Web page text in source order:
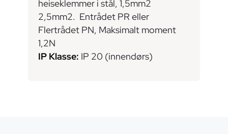
heiseklemmer i stål, 1,5mm2
2,5mm2. Entrådet PR eller
Flertrådet PN, Maksimalt moment
1,2N
IP Klasse: IP 20 (innendørs)